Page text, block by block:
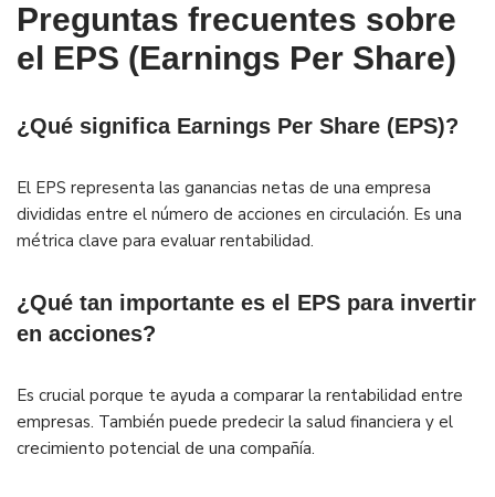
Preguntas frecuentes sobre
el EPS (Earnings Per Share)
¿Qué significa Earnings Per Share (EPS)?
El EPS representa las ganancias netas de una empresa
divididas entre el número de acciones en circulación. Es una
métrica clave para evaluar rentabilidad.
¿Qué tan importante es el EPS para invertir
en acciones?
Es crucial porque te ayuda a comparar la rentabilidad entre
empresas. También puede predecir la salud financiera y el
crecimiento potencial de una compañía.